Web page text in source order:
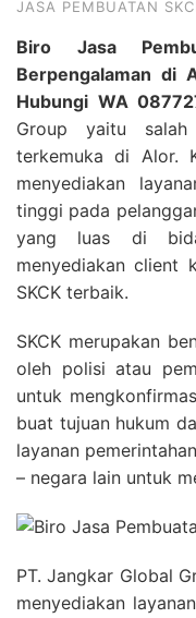
JASA PEMBUATAN
Biro Jasa
Berpengalaman di
Hubungi WA
Group yaitu
terkemuka di Alor.
menyediakan
tinggi pada
yang luas di
menyediakan client
SKCK terbaik.
SKCK merupakan
oleh polisi atau
untuk
buat tujuan hukum
layanan
– negara lain untuk
PT. Jangkar Global
menyediakan